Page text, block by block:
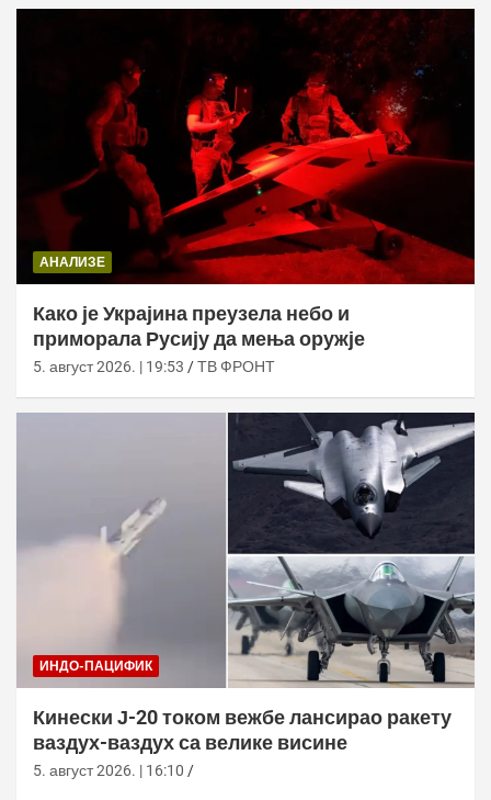
АНАЛИЗЕ
Како је Украјина преузела небо и
приморала Русију да мења оружје
5. август 2026. | 19:53 ТВ ФРОНТ
ИНДО-ПАЦИФИК
Кинески Ј-20 током вежбе лансирао ракету
ваздух-ваздух са велике висине
5. август 2026. | 16:10